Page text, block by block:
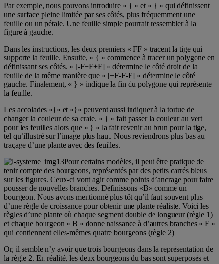
Par exemple, nous pouvons introduire « { » et « } » qui définissent
une surface pleine limitée par ses côtés, plus fréquemment une
feuille ou un pétale. Une feuille simple pourrait ressembler à la
figure à gauche.
Dans les instructions, les deux premiers « FF » tracent la tige qui
supporte la feuille. Ensuite, « { » commence à tracer un polygone en
définissant ses côtés. « [-F+F+F] » détermine le côté droit de la
feuille de la même manière que « [+F-F-F] » détermine le côté
gauche. Finalement, « } » indique la fin du polygone qui représente
la feuille.
Les accolades «{» et «}» peuvent aussi indiquer à la tortue de
changer la couleur de sa craie. « { » fait passer la couleur au vert
pour les feuilles alors que « } » la fait revenir au brun pour la tige,
tel qu’illustré sur l’image plus haut. Nous reviendrons plus bas au
traçage d’une plante avec des feuilles.
Pour certains modèles, il peut être pratique de
tenir compte des bourgeons, représentés par des petits carrés bleus
sur les figures. Ceux-ci vont agir comme points d’ancrage pour faire
pousser de nouvelles branches. Définissons «B» comme un
bourgeon. Nous avons mentionné plus tôt qu’il faut souvent plus
d’une règle de croissance pour obtenir une plante réaliste. Voici les
règles d’une plante où chaque segment double de longueur (règle 1)
et chaque bourgeon « B » donne naissance à d’autres branches « F »
qui contiennent elles-mêmes quatre bourgeons (règle 2).
Or, il semble n’y avoir que trois bourgeons dans la représentation de
la règle 2. En réalité, les deux bourgeons du bas sont superposés et